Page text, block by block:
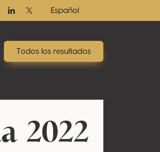
LinkedinTwitter / X
Español
Todos los resultados
2022